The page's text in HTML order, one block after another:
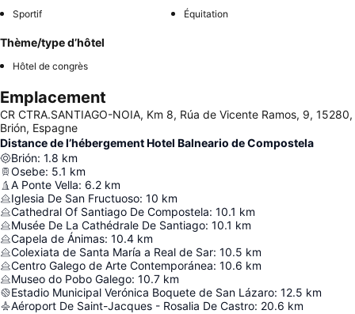
Sportif Équitation
Thème/type d’hôtel
Hôtel de congrès
Emplacement
CR CTRA.SANTIAGO-NOIA, Km 8, Rúa de Vicente Ramos, 9, 15280,
Brión, Espagne
Distance de l’hébergement Hotel Balneario de Compostela
Brión: 1.8 km
Osebe: 5.1 km
A Ponte Vella: 6.2 km
Iglesia De San Fructuoso: 10 km
Cathedral Of Santiago De Compostela: 10.1 km
Musée De La Cathédrale De Santiago: 10.1 km
Capela de Ánimas: 10.4 km
Colexiata de Santa María a Real de Sar: 10.5 km
Centro Galego de Arte Contemporánea: 10.6 km
Museo do Pobo Galego: 10.7 km
Estadio Municipal Verónica Boquete de San Lázaro: 12.5 km
Aéroport De Saint-Jacques - Rosalia De Castro: 20.6 km